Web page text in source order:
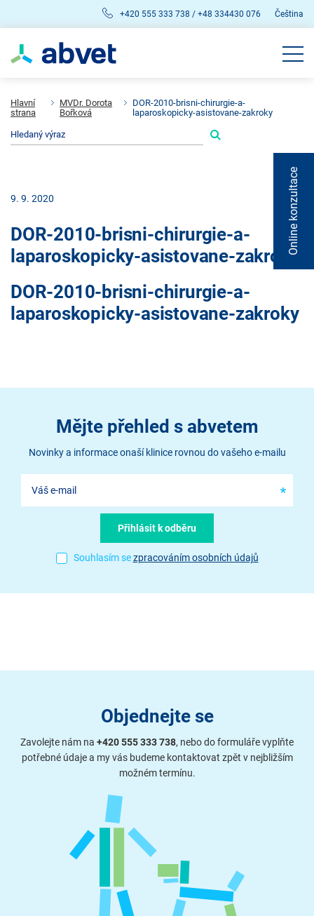
+420 555 333 738 / +48 334430 076 Čeština
Hlavní
strana
MVDr. Dorota
Bořková
DOR-2010-brisni-chirurgie-a-
laparoskopicky-asistovane-zakroky
9. 9. 2020
DOR-2010-brisni-chirurgie-a-
laparoskopicky-asistovane-zakroky
DOR-2010-brisni-chirurgie-a-
laparoskopicky-asistovane-zakroky
Mějte přehled s abvetem
Novinky a informace onaší klinice rovnou do vašeho e-mailu
Souhlasím sezpracováním osobních údajů
Objednejte se
Zavolejte nám na +420 555 333 738, nebo do formuláře vyplňte
potřebné údaje a my vás budeme kontaktovat zpět v nejbližším
možném termínu.
Online konzultace